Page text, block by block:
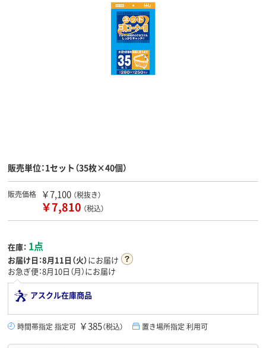
販売単位：1セット（35枚×40個）
販売価格 ￥7,100 （税抜き）
￥7,810 （税込）
在庫： 1点
お届け日：8月11日（火）にお届け
お急ぎ便：8月10日（月）にお届け
アスクル在庫商品
時間帯指定 指定可 ￥385（税込） 置き場所指定 利用可